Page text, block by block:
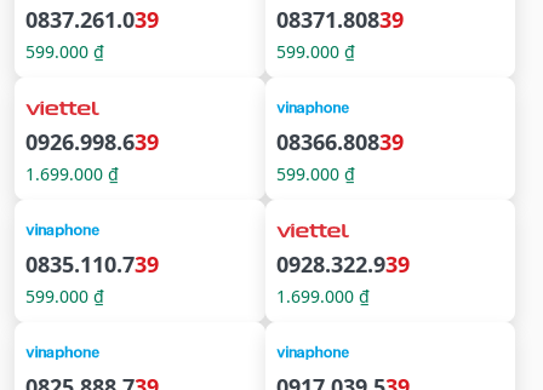
0837.261.039
599.000 ₫
08371.80839
599.000 ₫
0926.998.639
1.699.000 ₫
08366.80839
599.000 ₫
0835.110.739
599.000 ₫
0928.322.939
1.699.000 ₫